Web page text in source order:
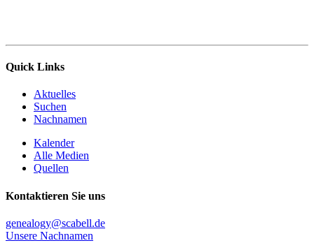
Quick Links
Aktuelles
Suchen
Nachnamen
Kalender
Alle Medien
Quellen
Kontaktieren Sie uns
genealogy@scabell.de
Unsere Nachnamen